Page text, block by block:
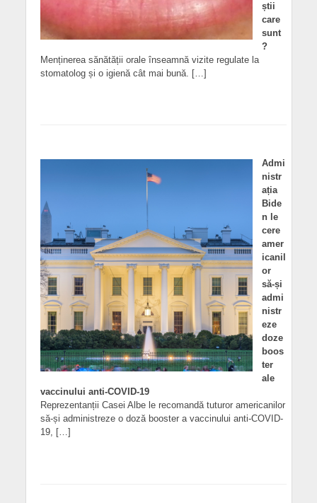
știi
care
sunt
?
Menținerea sănătății orale înseamnă vizite regulate la
stomatolog și o igienă cât mai bună. […]
Admi
nistr
ația
Bide
n le
cere
amer
icanil
or
să-și
admi
nistr
eze
doze
boos
ter
ale
vaccinului anti-COVID-19
Reprezentanții Casei Albe le recomandă tuturor americanilor
să-și administreze o doză booster a vaccinului anti-COVID-
19, […]